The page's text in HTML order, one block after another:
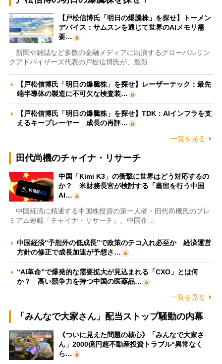
【戸松信博氏「明日の爆騰株」を探せ】トーメン
デバイス：サムスンを通じて世界のAIメモリ需
要…
新聞や雑誌など多数の金融メディアに出演するグローバルリン
クアドバイザーズ代表の戸松信博氏が、最新…
【戸松信博氏「明日の爆騰株」を探せ】レーザーテック：最先
端半導体の製造に不可欠な検査装…
【戸松信博氏「明日の爆騰株」を探せ】TDK：AIインフラを支
えるキープレーヤー 成長の再評…
一覧を見る
田代尚機のチャイナ・リサーチ
中国「Kimi K3」の衝撃に世界はどう対応するの
か？ 米財務長官が検討する「蒸留を行う中国
AI…
中国経済に精通する中国株投資の第一人者・田代尚機氏のプレ
ミアム連載「チャイナ・リサーチ」。中国企…
中国経済“予想外の低成長”で政策のテコ入れ必至か 経済運営
方針の修正で成長加速が予想さ…
“AI革命”で爆発的な需要拡大が見込まれる「CXO」とは何
か？ 高い競争力を持つ中国の医薬品…
一覧を見る
「みんなで大家さん」配当ストップ騒動の内幕
《ついに見えた問題の核心》「みんなで大家さ
ん」2000億円超不動産投資トラブル“異常なく
ら…